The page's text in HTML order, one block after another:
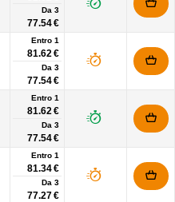
Da 3
77.54 €
Entro 1
81.62 €
Da 3
77.54 €
Entro 1
81.62 €
Da 3
77.54 €
Entro 1
81.34 €
Da 3
77.27 €